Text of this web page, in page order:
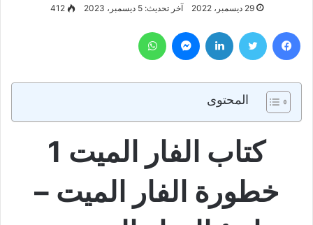
29 ديسمبر، 2022 آخر تحديث: 5 ديسمبر، 2023 412
فيسبوك تويتر لينكدإن ماسنجر
المحتوى
كتاب الفار الميت 1
خطورة الفار الميت –